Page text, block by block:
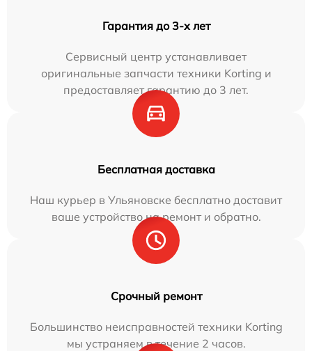
Гарантия до 3-х лет
Сервисный центр устанавливает
оригинальные запчасти техники Korting и
предоставляет гарантию до 3 лет.
Бесплатная доставка
Наш курьер в Ульяновске бесплатно доставит
ваше устройство на ремонт и обратно.
Срочный ремонт
Большинство неисправностей техники Korting
мы устраняем в течение 2 часов.